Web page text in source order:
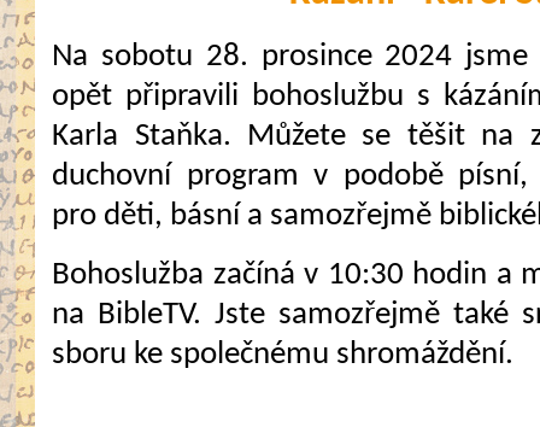
Na sobotu 28. prosince 2024 jsme
opět připravili bohoslužbu s
Karla Staňka. Můžete se těšit na
duchovní program v podobě písní,
pro děti, básní a samozřejmě
Bohoslužba začíná v 10:30 hodin a
na BibleTV. Jste samozřejmě také
sboru ke společnému shromáždění.